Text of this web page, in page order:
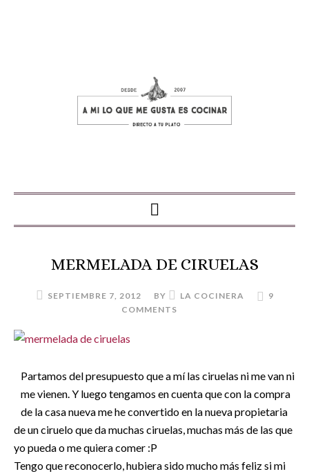
MERMELADA DE CIRUELAS
SEPTIEMBRE 7, 2012 BY LA COCINERA
9
COMMENTS
Partamos del presupuesto que a mí las ciruelas ni me van ni
me vienen. Y luego tengamos en cuenta que con la compra
de la casa nueva me he convertido en la nueva propietaria
de un ciruelo que da muchas ciruelas, muchas más de las que
yo pueda o me quiera comer :P
Tengo que reconocerlo, hubiera sido mucho más feliz si mi